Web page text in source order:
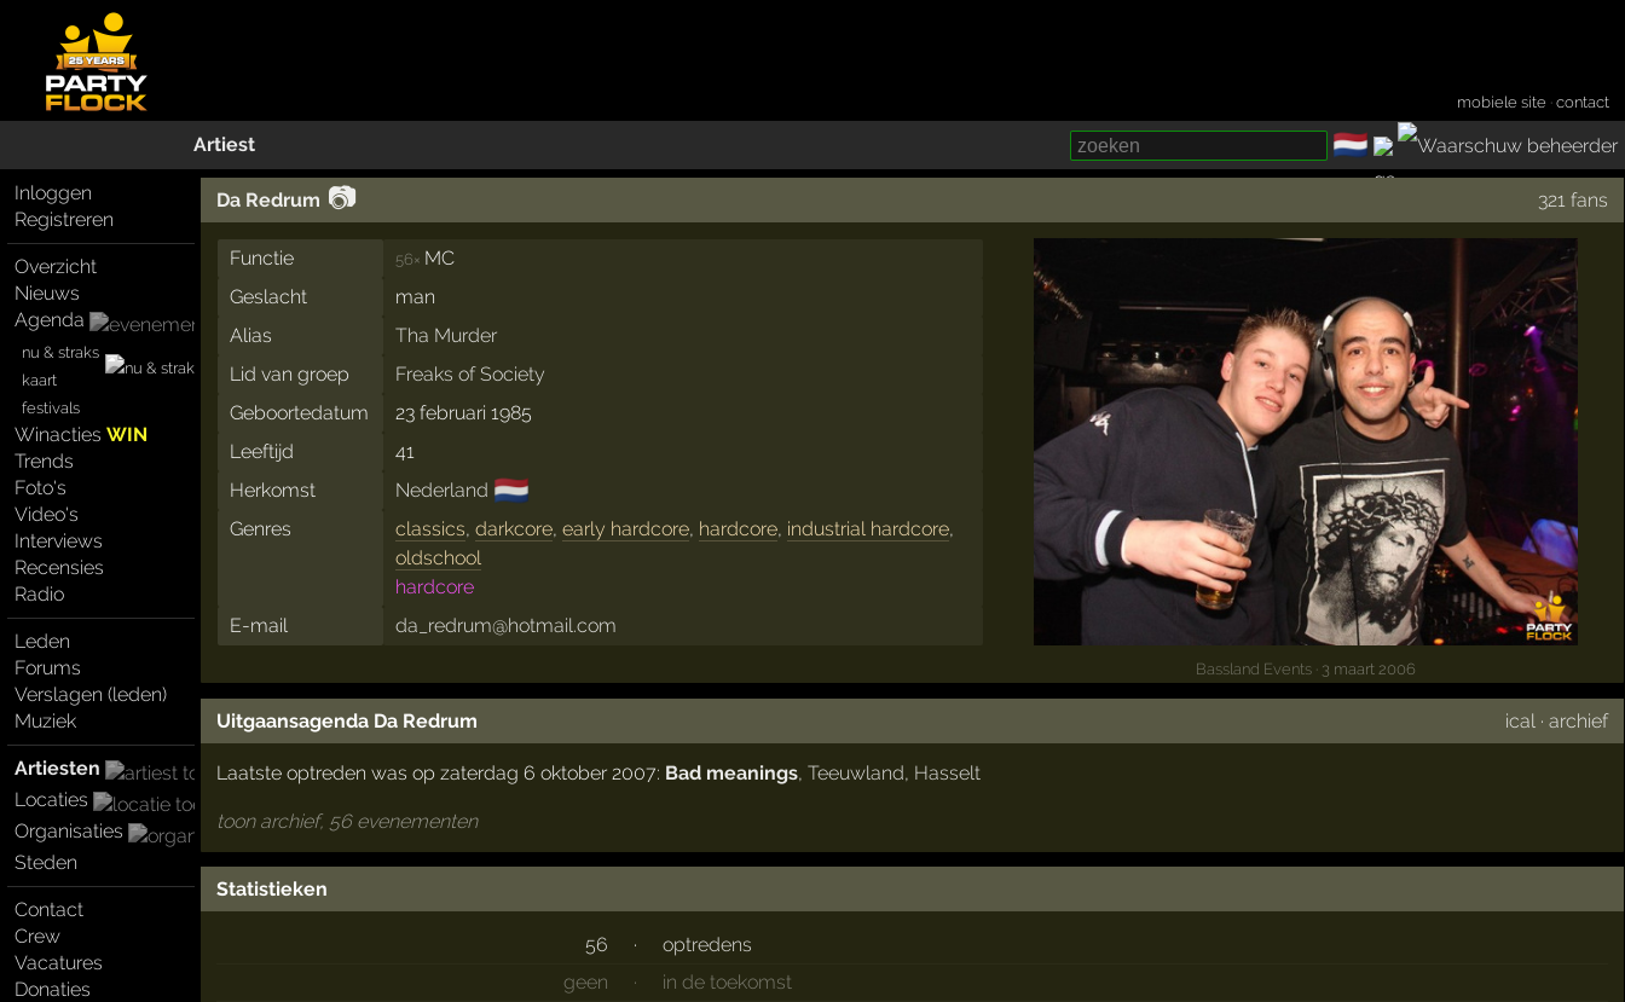
mobiele site ·contact
Artiest 🇳🇱
Inloggen
Registreren
Overzicht
Nieuws
Agenda
nu & straks
kaart
festivals
WinactiesWIN
Trends
Foto's
Video's
Interviews
Recensies
Radio
Leden
Forums
Verslagen (leden)
Muziek
Artiesten
Locaties
Organisaties
Steden
Contact
Crew
Vacatures
Donaties
Da Redrum 📷 321 fans
Bassland Events · 3 maart 2006
Functie 56× MC
Geslacht
man
Alias
Tha Murder
Lid van groep
Freaks of Society
Geboortedatum
23 februari 1985
Leeftijd
41
Herkomst
Nederland 🇳🇱
Genres classics,darkcore,early hardcore, hardcore, industrial hardcore,
oldschool
hardcore
E-mail
da_redrum@hotmail.com
Uitgaansagenda Da Redrum ical ·archief
Laatste optreden was op zaterdag 6 oktober 2007: Bad meanings, Teeuwland, Hasselt
toon archief, 56 evenementen
Statistieken
56 ·
optredens
geen
·
in de toekomst